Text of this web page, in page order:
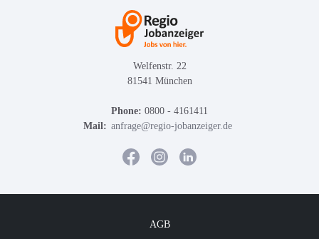
Welfenstr. 22
81541 München
Phone: 0800 - 4161411
Mail: anfrage@regio-jobanzeiger.de
AGB